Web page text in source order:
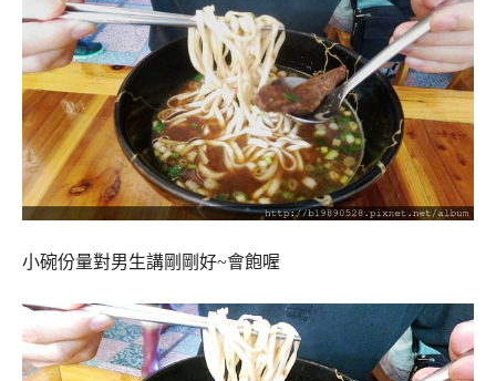
小碗份量對男生講剛剛好~會飽喔